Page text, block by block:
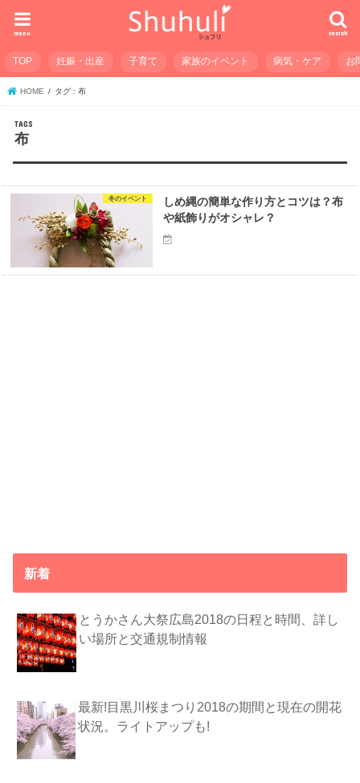
search
menu
TOP 妊娠・出産 子育て 家族のイベント 病気・ケア お
HOME タグ : 布
布
冬のイベント
しめ縄の簡単な作り方とコツは？布
や紙飾りがオシャレ？
新着
とうかさん大祭広島2018の日程と時間、詳し
い場所と交通規制情報
最新!目黒川桜まつり2018の期間と現在の開花
状況。ライトアップも!